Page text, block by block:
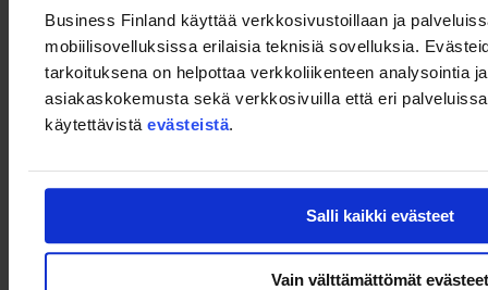
Business Finland käyttää verkkosivustoillaan ja
mobiilisovelluksissa erilaisia teknisiä sovelluksia.
tarkoituksena on helpottaa verkkoliikenteen analysointia
asiakaskokemusta sekä verkkosivuilla että eri
käytettävistä evästeistä.
Salli kaikki evästeet
Vain välttämättömät evästeet
09.20
Gerry Marketos, Vice President of Eurocam
09.30
, Representative of KONE in Mozambique
09.40